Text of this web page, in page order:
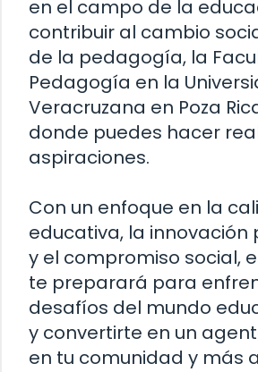
en el campo de la
contribuir al cambio
de la pedagogía, la
Pedagogía en la
Veracruzana en Poza
donde puedes hacer
aspiraciones.
Con un enfoque en la
educativa, la innovación
y el compromiso social,
te preparará para
desafíos del mundo
y convertirte en un
en tu comunidad y más